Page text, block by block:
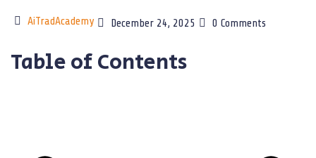
AiTradAcademy December 24, 2025 0 Comments
Table of Contents